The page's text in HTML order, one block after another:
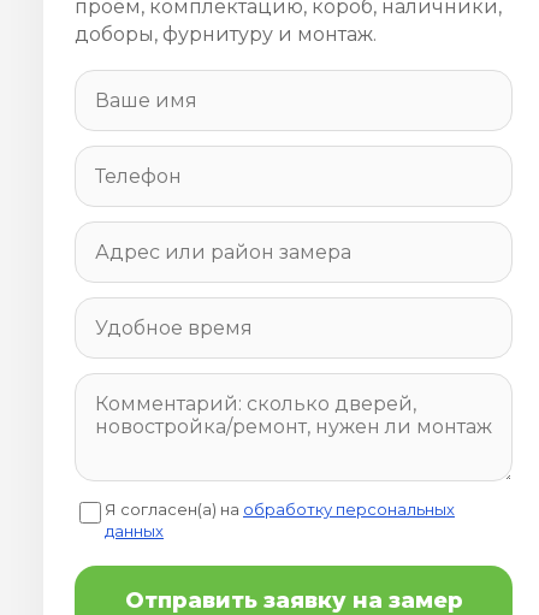
проём, комплектацию, короб, наличники,
доборы, фурнитуру и монтаж.
Я согласен(а) на обработку персональных
данных
Отправить заявку на замер